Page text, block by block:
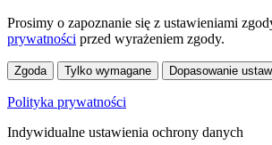
Prosimy o zapoznanie się z ustawieniami
prywatności przed wyrażeniem zgody.
Zgoda Tylko wymagane Dopasowanie
Polityka prywatności
Indywidualne ustawienia ochrony danych